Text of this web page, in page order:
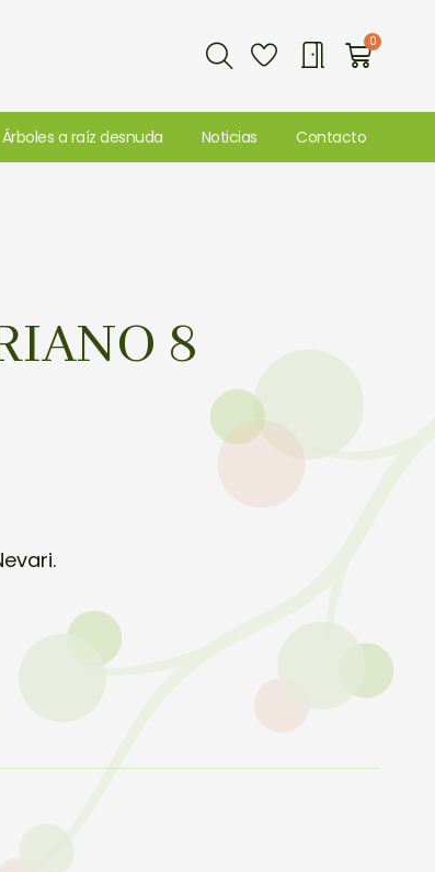
Buscar 0
Árboles a raíz desnuda Noticias Contacto
8